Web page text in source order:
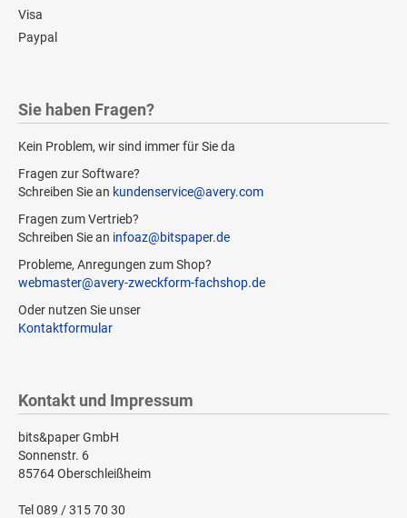
Visa
Paypal
Sie haben Fragen?
Kein Problem, wir sind immer für Sie da
Fragen zur Software?
Schreiben Sie an kundenservice@avery.com
Fragen zum Vertrieb?
Schreiben Sie an infoaz@bitspaper.de
Probleme, Anregungen zum Shop?
webmaster@avery-zweckform-fachshop.de
Oder nutzen Sie unser
Kontaktformular
Kontakt und Impressum
bits&paper GmbH
Sonnenstr. 6
85764 Oberschleißheim
Tel 089 / 315 70 30